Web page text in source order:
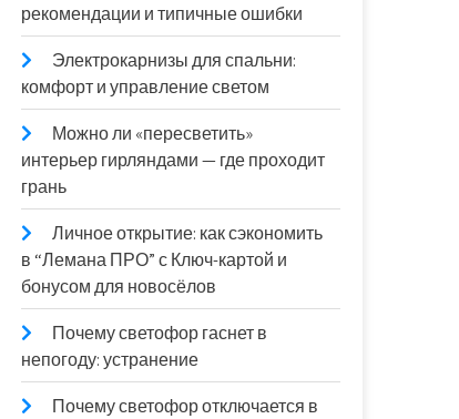
рекомендации и типичные ошибки
Электрокарнизы для спальни:
комфорт и управление светом
Можно ли «пересветить»
интерьер гирляндами — где проходит
грань
Личное открытие: как сэкономить
в “Лемана ПРО” с Ключ-картой и
бонусом для новосёлов
Почему светофор гаснет в
непогоду: устранение
Почему светофор отключается в